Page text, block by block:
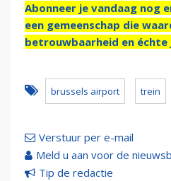
Abonneer je vandaag nog
een gemeenschap die
betrouwbaarheid en
brussels airport trein
Verstuur per e-mail
Meld u aan voor de
Tip de redactie